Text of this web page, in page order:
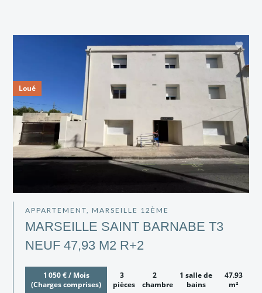
APPARTEMENT, MARSEILLE 12ÈME
MARSEILLE SAINT BARNABE T3
NEUF 47,93 M2 R+2
1 050 € / Mois
(Charges comprises)
3
pièces
2
chambres
1 salle de
bains
47.93
m²
Loué